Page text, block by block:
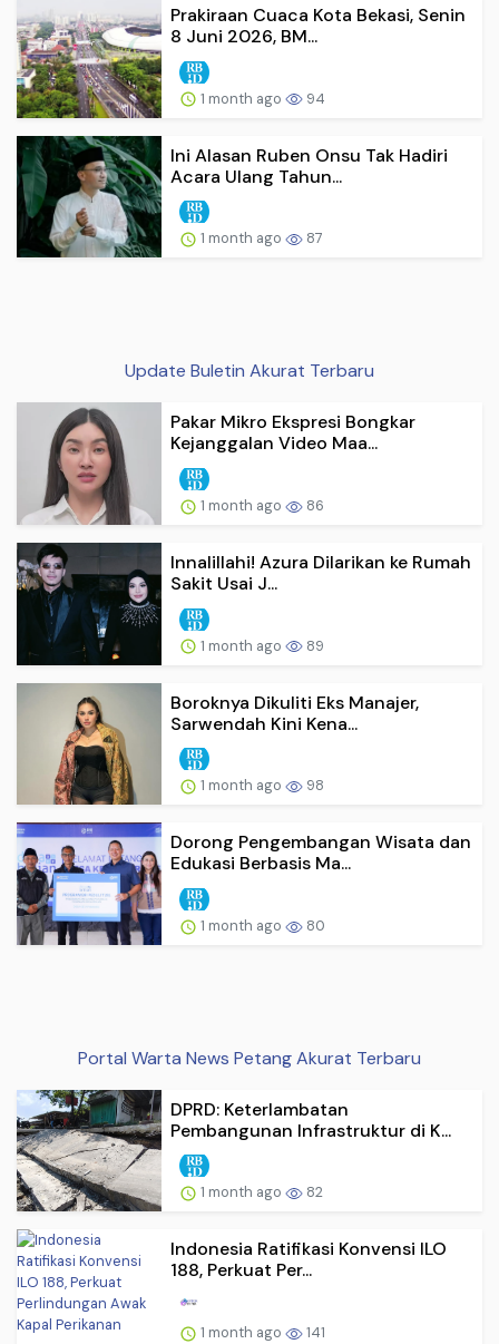
Prakiraan Cuaca Kota Bekasi, Senin
8 Juni 2026, BM...
1 month ago 94
Ini Alasan Ruben Onsu Tak Hadiri
Acara Ulang Tahun...
1 month ago 87
Update Buletin Akurat Terbaru
Pakar Mikro Ekspresi Bongkar
Kejanggalan Video Maa...
1 month ago 86
Innalillahi! Azura Dilarikan ke Rumah
Sakit Usai J...
1 month ago 89
Boroknya Dikuliti Eks Manajer,
Sarwendah Kini Kena...
1 month ago 98
Dorong Pengembangan Wisata dan
Edukasi Berbasis Ma...
1 month ago 80
Portal Warta News Petang Akurat Terbaru
DPRD: Keterlambatan
Pembangunan Infrastruktur di K...
1 month ago 82
Indonesia Ratifikasi Konvensi ILO
188, Perkuat Per...
1 month ago 141